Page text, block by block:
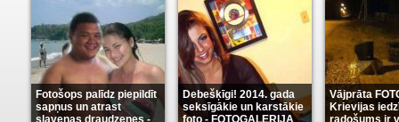
Fotošops palīdz piepildīt
sapņus un atrast
slavenas draudzenes -
Debešķīgi! 2014. gada
seksīgākie un karstākie
foto - FOTOGALERIJA
Vājprāta
Krievijas
radošums ir